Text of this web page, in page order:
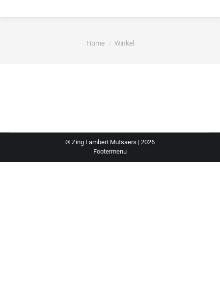
Je bent hier:
Home Winkel
© Zing Lambert Mutsaers | 2026
Footermenu